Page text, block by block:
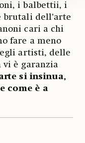
i balbettii, i
brutali dell’arte
cari a chi
fare a meno
artisti, delle
è garanzia
si insinua,
come è a